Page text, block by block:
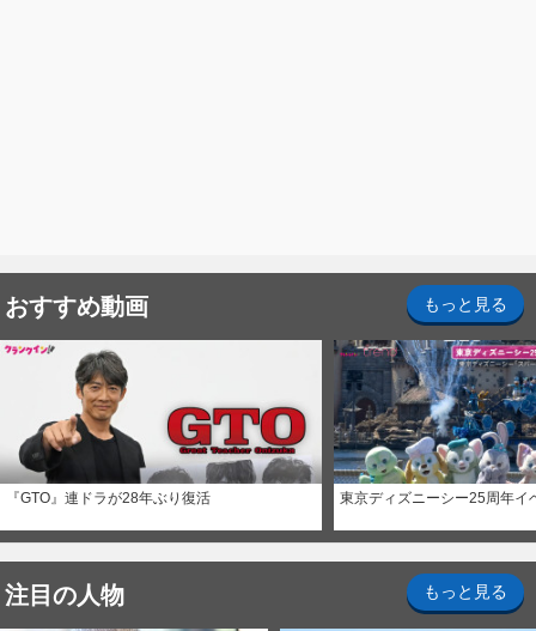
おすすめ動画 もっと見る
『GTO』連ドラが28年ぶり復活 東京ディズニーシー25周年イ
注目の人物 もっと見る